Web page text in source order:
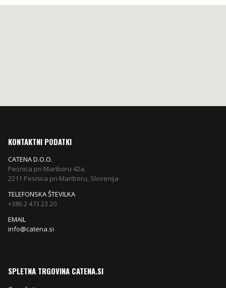
KONTAKTNI PODATKI
CATENA D.O.O.
Pesnica pri Mariboru 42a,
2211 Pesnica pri Mariboru, Slovenija
TELEFONSKA ŠTEVILKA
+386 2 473 23 20
EMAIL
info@catena.si
SPLETNA TRGOVINA CATENA.SI